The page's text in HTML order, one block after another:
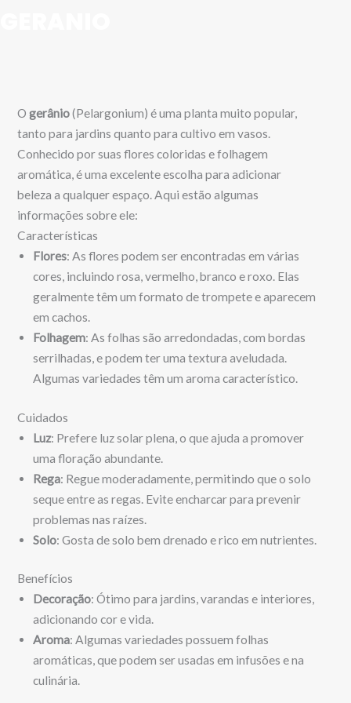
Ogerânio(Pelargonium) é uma planta muito popular,
tanto para jardins quanto para cultivo em vasos.
Conhecido por suas flores coloridas e folhagem
aromática, é uma excelente escolha para adicionar
beleza a qualquer espaço. Aqui estão algumas
informações sobre ele:
Características
Flores: As flores podem ser encontradas em várias
cores, incluindo rosa, vermelho, branco e roxo. Elas
geralmente têm um formato de trompete e aparecem
em cachos.
Folhagem: As folhas são arredondadas, com bordas
serrilhadas, e podem ter uma textura aveludada.
Algumas variedades têm um aroma característico.
Cuidados
Luz: Prefere luz solar plena, o que ajuda a promover
uma floração abundante.
Rega: Regue moderadamente, permitindo que o solo
seque entre as regas. Evite encharcar para prevenir
problemas nas raízes.
Solo: Gosta de solo bem drenado e rico em nutrientes.
Benefícios
Decoração: Ótimo para jardins, varandas e interiores,
adicionando cor e vida.
Aroma: Algumas variedades possuem folhas
aromáticas, que podem ser usadas em infusões e na
culinária.